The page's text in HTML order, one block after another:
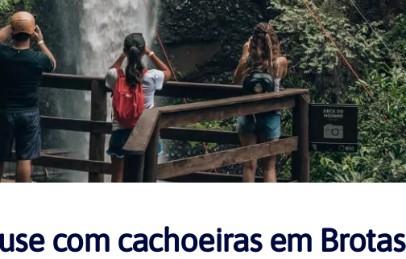
com cachoeiras em Brotas